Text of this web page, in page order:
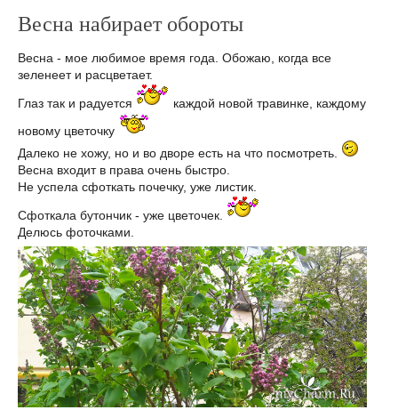
Весна набирает обороты
Весна - мое любимое время года. Обожаю, когда все
зеленеет и расцветает.
Глаз так и радуется
каждой новой травинке, каждому
новому цветочку
Далеко не хожу, но и во дворе есть на что посмотреть.
Весна входит в права очень быстро.
Не успела сфоткать почечку, уже листик.
Сфоткала бутончик - уже цветочек.
Делюсь фоточками.